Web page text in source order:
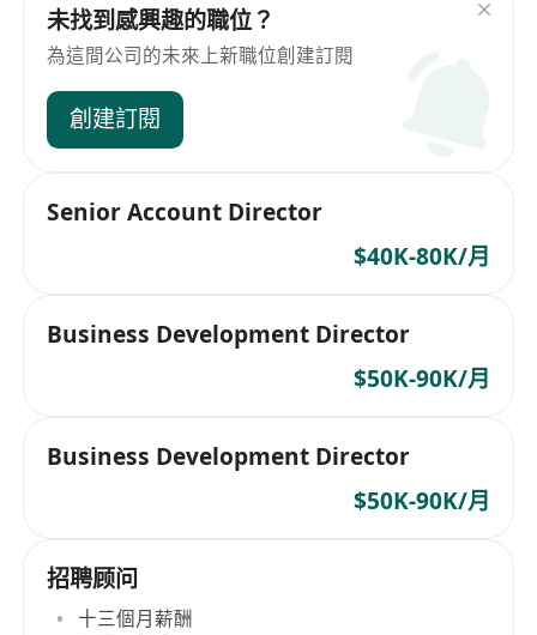
未找到感興趣的職位？
為這間公司的未來上新職位創建訂閱
創建訂閱
Senior Account Director
$40K-80K/月
Business Development Director
$50K-90K/月
Business Development Director
$50K-90K/月
招聘顾问
十三個月薪酬